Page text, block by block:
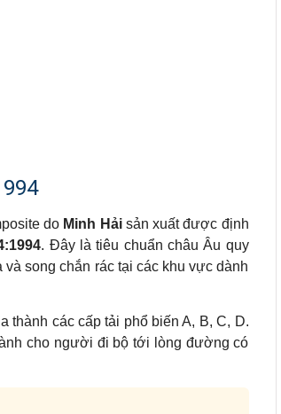
do Minh Hảisản xuất được định
. Đây là tiêu chuẩn châu Âu quy
song chắn rác tại các khu vực dành
các cấp tải phổ biến A, B, C, D.
cho người đi bộ tới lòng đường có